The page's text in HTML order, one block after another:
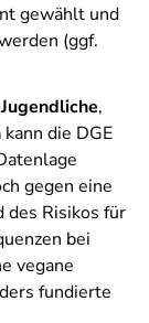
gewählt und
(ggf.
,
kann die DGE
gegen eine
des Risikos für
bei
vegane
fundierte